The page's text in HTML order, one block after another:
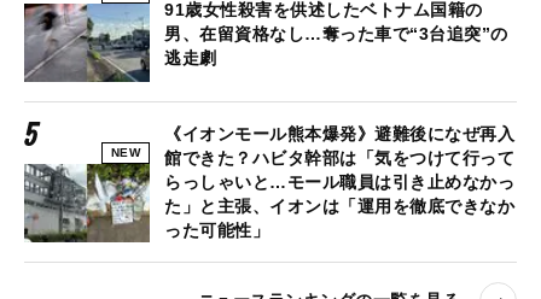
91歳女性殺害を供述したベトナム国籍の
男、在留資格なし…奪った車で“3台追突”の
逃走劇
NEW
《イオンモール熊本爆発》避難後になぜ再入
館できた？ハビタ幹部は「気をつけて行って
らっしゃいと…モール職員は引き止めなかっ
た」と主張、イオンは「運用を徹底できなか
った可能性」